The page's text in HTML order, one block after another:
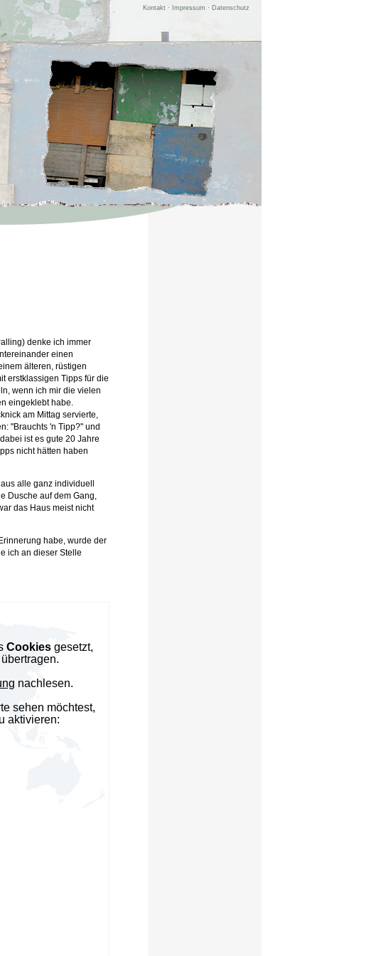
Kontakt· Impressum · Datenschutz
denke ich immer
einen
älteren, rüstigen
erstklassigen Tipps für die
wenn ich mir die vielen
eingeklebt habe.
am Mittag servierte,
"Brauchts 'n Tipp?" und
ist es gute 20 Jahre
nicht hätten haben
alle ganz individuell
Dusche auf dem Gang,
das Haus meist nicht
habe, wurde der
ich an dieser Stelle
Cookies gesetzt,
nachlesen.
sehen möchtest,
aktivieren: